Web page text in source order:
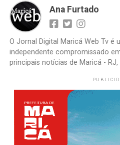
Ana Furtado
O Jornal Digital Maricá Web Tv é
independente compromissado
principais notícias de Maricá -